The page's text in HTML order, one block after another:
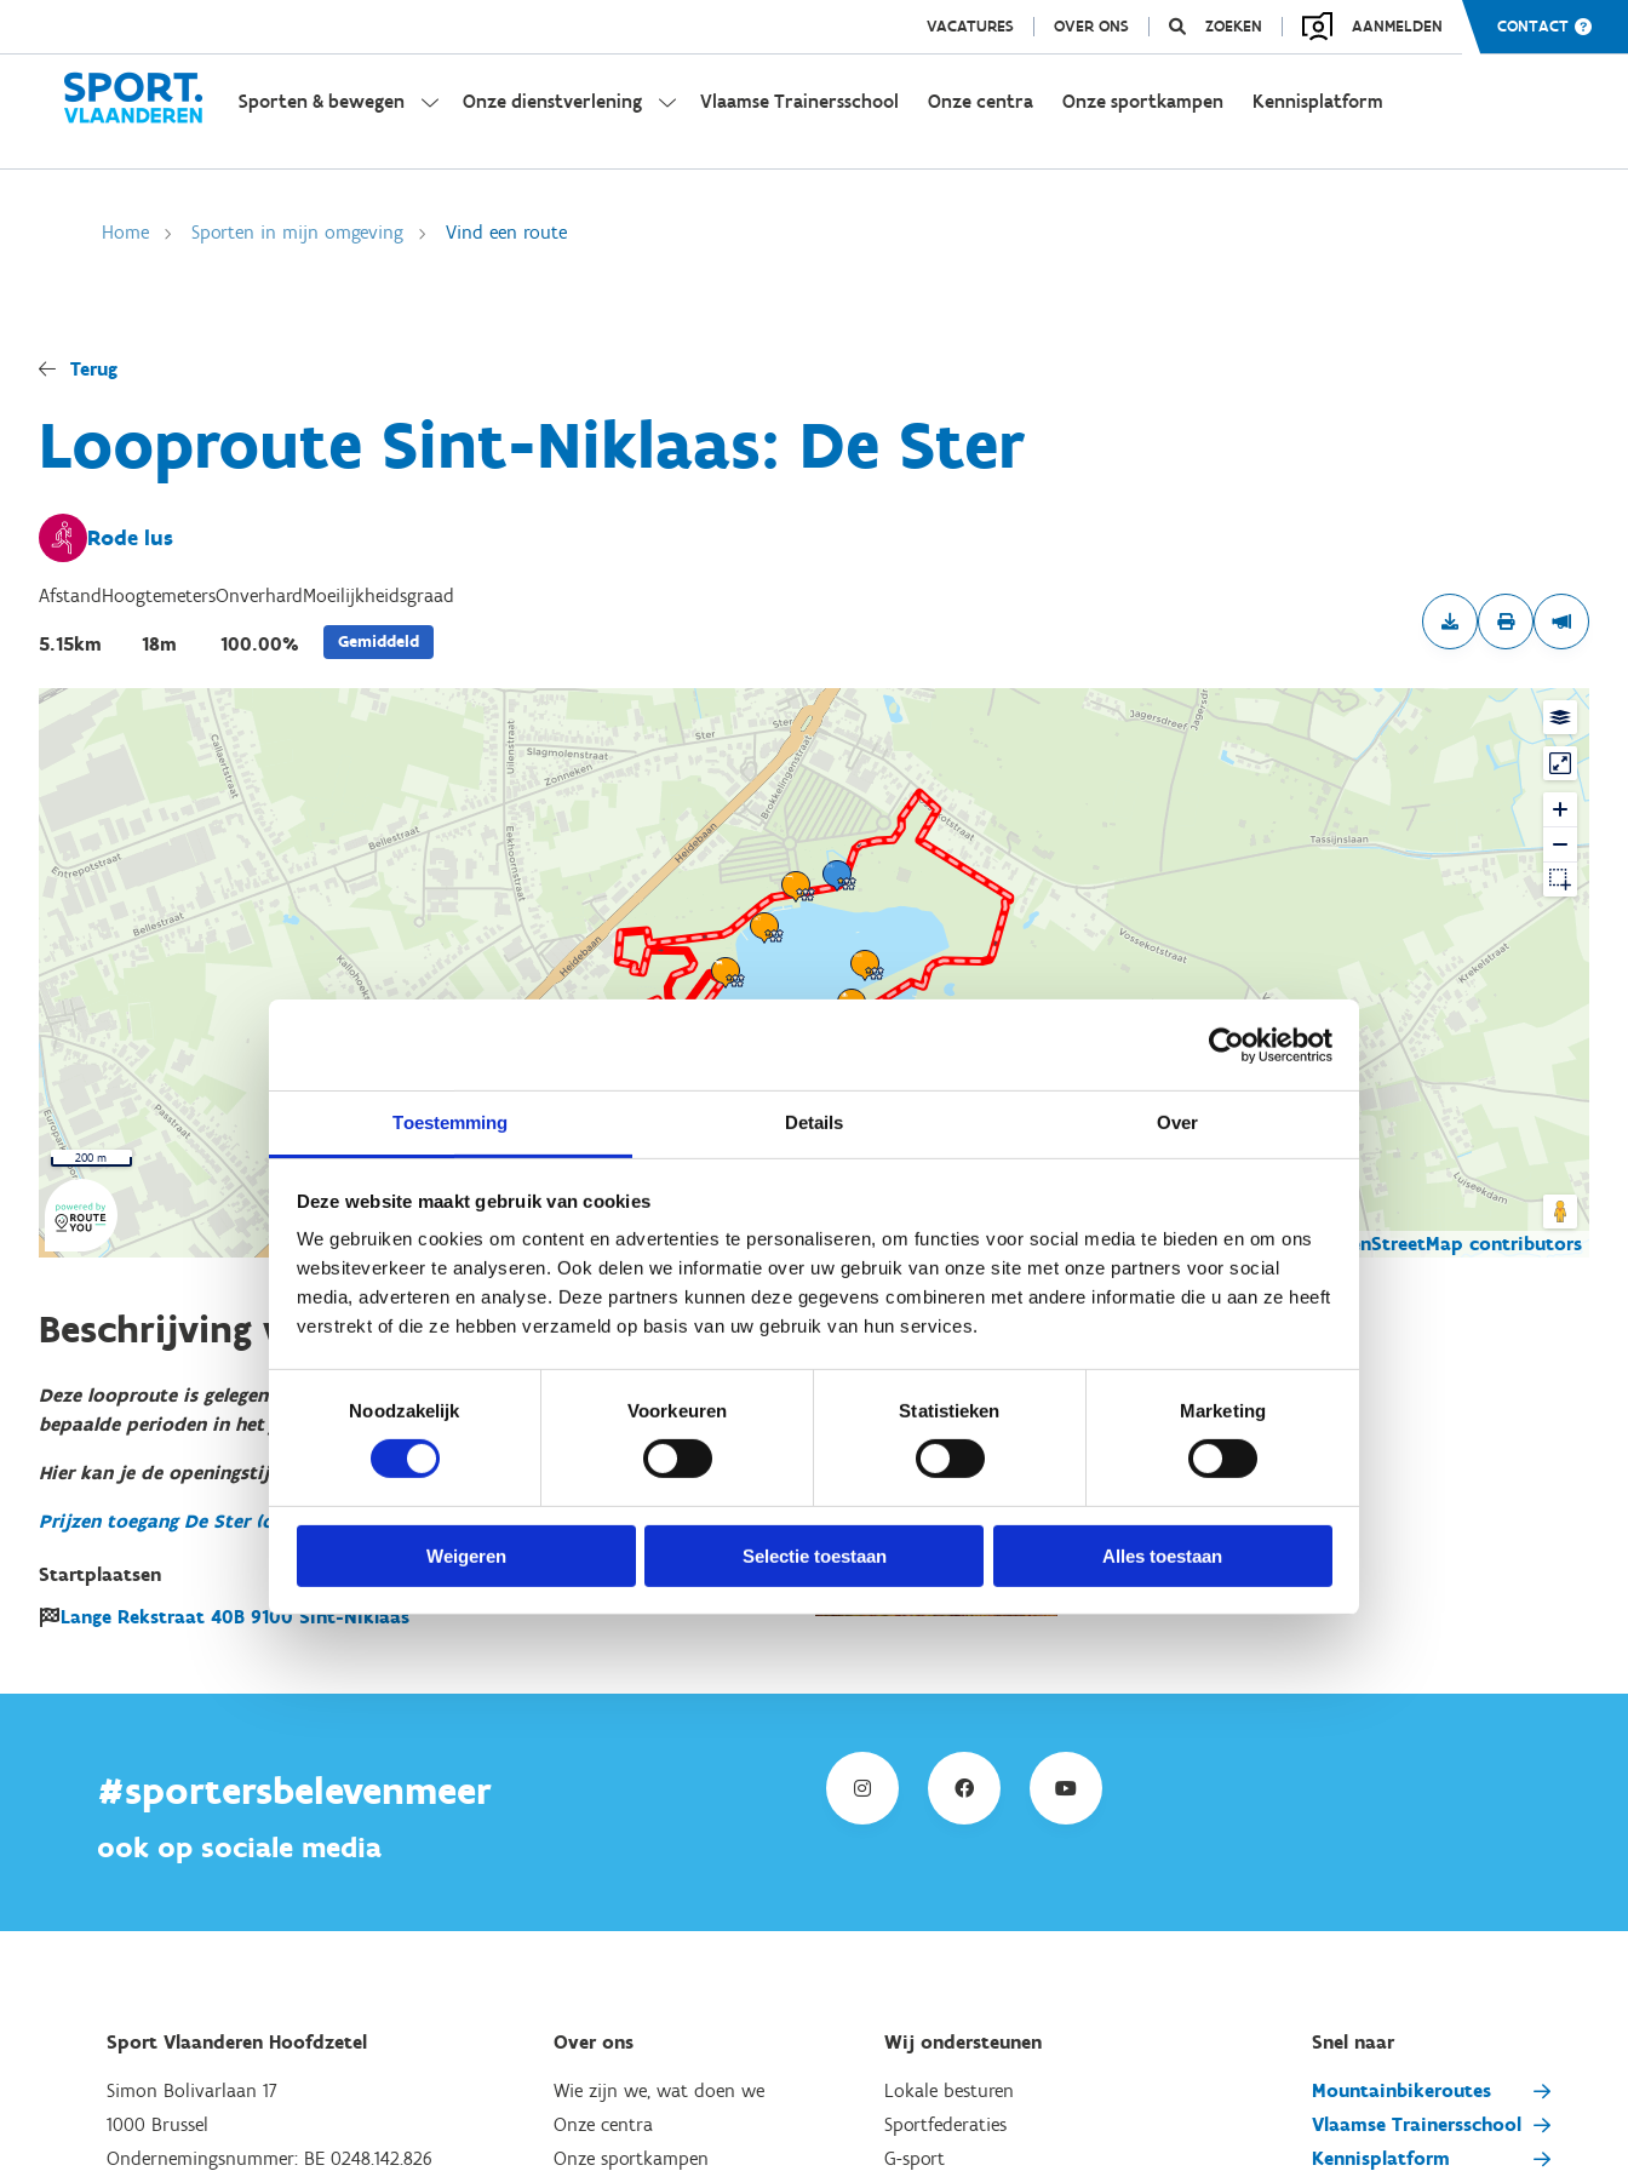
Toestemming Details Over
Deze website maakt gebruik van cookies
We gebruiken cookies om content en advertenties te personaliseren, om functies voor social media te bieden en om ons
websiteverkeer te analyseren. Ook delen we informatie over uw gebruik van onze site met onze partners voor social
media, adverteren en analyse. Deze partners kunnen deze gegevens combineren met andere informatie die u aan ze heeft
verstrekt of die ze hebben verzameld op basis van uw gebruik van hun services.
Noodzakelijk
Voorkeuren Statistieken Marketing
Weigeren Selectie toestaan Alles toestaan
VACATURES OVER ONS ZOEKEN AANMELDEN CONTACT
Sporten & bewegen Onze dienstverlening Vlaamse Trainersschool Onze centra Onze sportkampen Kennisplatform
Home Sporten in mijn omgeving Vind een route
Terug
Looproute Sint-Niklaas: De Ster
Rode lus
Afstand
5.15km
Hoogtemeters
18m
Onverhard
100.00%
Moeilijkheidsgraad
Gemiddeld
Kaartgegevens© Thunderforest© OpenStreetMap contributors
200 m
Beschrijving van de route
Deze looproute is gelegen in het provinciaal domein De Ster in Sint-Niklaas. Tijdens
bepaalde perioden in het jaar is de toegang tot het domein betalend.
Hier kan je de openingstijden en toegangsprijzen raadplegen.
Prijzen toegang De Ster (oost-vlaanderen.be)
Startplaatsen
Lange Rekstraat 40B 9100 Sint-Niklaas
#sportersbelevenmeer
ook op sociale media
Sport Vlaanderen Hoofdzetel
Simon Bolivarlaan 17
1000 Brussel
Ondernemingsnummer: BE 0248.142.826
Over ons
Wie zijn we, wat doen we
Onze centra
Onze sportkampen
Wij ondersteunen
Lokale besturen
Sportfederaties
G-sport
Snel naar
Mountainbikeroutes
Vlaamse Trainersschool
Kennisplatform